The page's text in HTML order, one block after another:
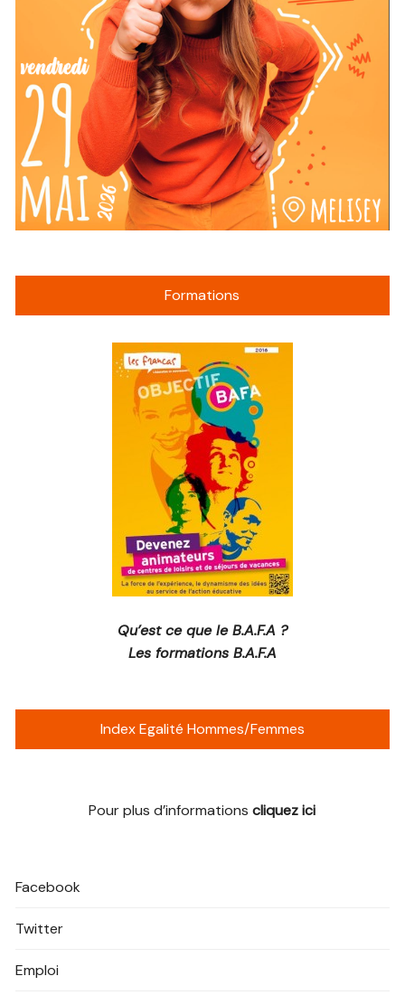
Formations
Qu’est ce que le B.A.F.A ?
Les formations B.A.F.A
Index Egalité Hommes/Femmes
Pour plus d’informationscliquez ici
Facebook
Twitter
Emploi